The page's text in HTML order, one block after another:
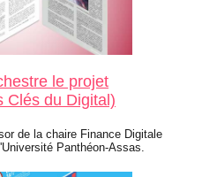
le projet
Clés du Digital)
de la chaire Finance Digitale
Panthéon-Assas.